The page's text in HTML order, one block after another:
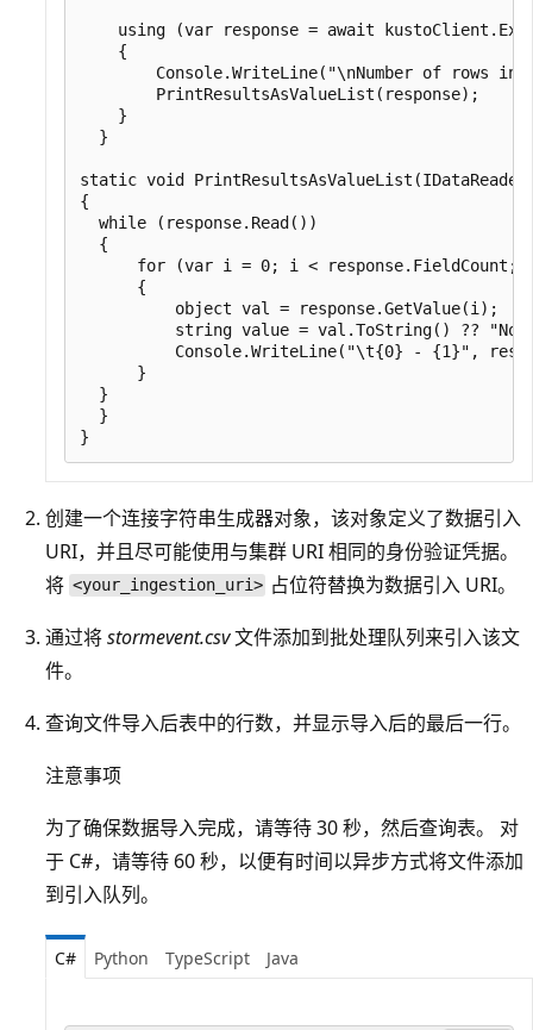
using (var response = await
    {
Console.WriteLine("\nNumber of rows in
        PrintResultsAsValueList(response);
    }
  }
static void PrintResultsAsValueList(IDataReader
{
  while (response.Read())
  {
for (var i = 0; i < response.FieldCount;
      {
          object val = response.GetValue(i);
string value = val.ToString() ??
Console.WriteLine("\t{0} - {1}",
      }
  }
  }
创建一个连接字符串生成器对象，该对象定义了数据引入
URI，并且尽可能使用与集群 URI 相同的身份验证凭据。
将 <your_ingestion_uri> 占位符替换为数据引入 URI。
通过将stormevent.csv文件添加到批处理队列来引入该文
件。
查询文件导入后表中的行数，并显示导入后的最后一行。
注意事项
为了确保数据导入完成，请等待 30 秒，然后查询表。 对
于 C#，请等待 60 秒，以便有时间以异步方式将文件添加
到引入队列。
C# Python TypeScript Java